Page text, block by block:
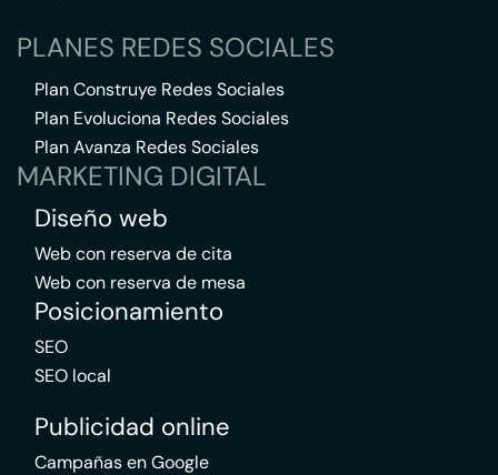
PLANES REDES SOCIALES
Plan Construye Redes Sociales
Plan Evoluciona Redes Sociales
Plan Avanza Redes Sociales
MARKETING DIGITAL
Diseño web
Web con reserva de cita
Web con reserva de mesa
Posicionamiento
SEO
SEO local
Publicidad online
Campañas en Google